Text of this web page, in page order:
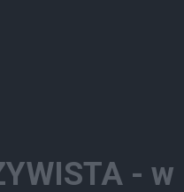
- w